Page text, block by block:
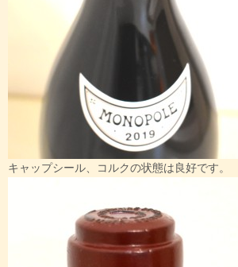
キャップシール、コルクの状態は良好です。